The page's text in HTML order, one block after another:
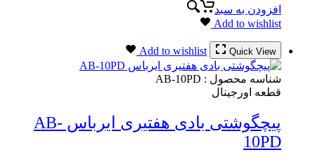
افزودن به سبد
Add to wishlist
Quick View
Add to wishlist
شناسه محصول : AB-10PD
قطعه اورجینال
پیچگوشتی بادی هفتیری ایرباس AB-
10PD